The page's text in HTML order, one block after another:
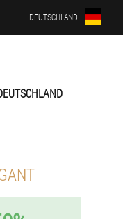
DEUTSCHLAND